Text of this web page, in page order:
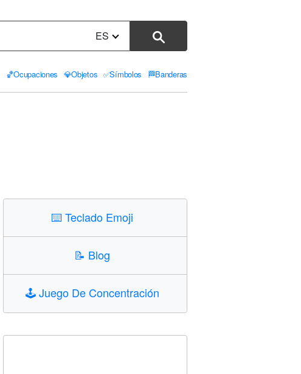
ES
🏀Ocupaciones 💎Objetos ✅Símbolos 🏁Banderas
⌨️Teclado Emoji
📝 Blog
🕹️Juego De Concentración